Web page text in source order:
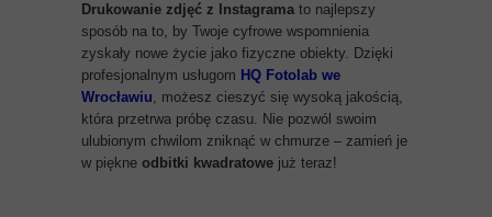
Drukowanie zdjęć z Instagrama to najlepszy
sposób na to, by Twoje cyfrowe wspomnienia
zyskały nowe życie jako fizyczne obiekty. Dzięki
profesjonalnym usługom HQ Fotolab we
Wrocławiu, możesz cieszyć się wysoką jakością,
która przetrwa próbę czasu. Nie pozwól swoim
ulubionym chwilom zniknąć w chmurze – zamień je
w piękne odbitki kwadratowe już teraz!